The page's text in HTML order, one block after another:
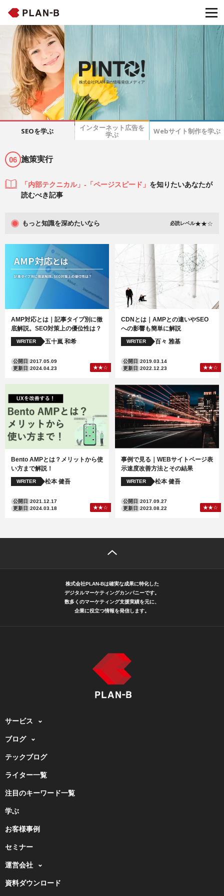
株式会社PLAN-Bの情報発信メディア
SEOを学ぶ インターネット広告を
学ぶ Webサイト制作を学ぶ
06 施策実行
「内部テクニカル」-「ページスピード」 を知りたいあなたが
読むべき記事
もっと知識を深めたいなら 必読レベル
AMP対応とは｜記事タイプ別に徹
底解説。SEO対策上の優位性は？
WRITER 五十嵐 和希
公開日 2017.05.09
更新日 2024.04.23
CDNとは｜AMPとの違いやSEO
への影響も簡単に解説
WRITER 百々 雅基
公開日 2019.03.14
更新日 2022.12.23
Bento AMPとは？メリットから使
い方まで解説！
WRITER 松本 健吾
公開日 2021.12.17
更新日 2024.03.18
事例で見る｜WEBサイトページ表
示速度改善方法とその結果
WRITER 松本 健吾
公開日 2017.09.27
更新日 2023.08.22
株式会社PLAN-Bは確実な成果に特化した
デジタルマーケティングカンパニーです。
数多くのマーケティング支援実績を元に、
企業に役立つ情報を発信します。
サービス
ブログ
テックブログ
ライター一覧
注目のキーワード一覧
学ぶ
お客様事例
セミナー
運営会社
資料ダウンロード